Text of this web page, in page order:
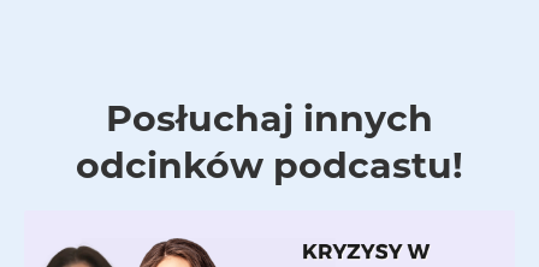
Posłuchaj innych
odcinków podcastu!